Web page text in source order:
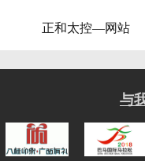
正和太控—网站
与